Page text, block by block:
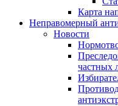
Карта
Неправомерный
Новости
частных